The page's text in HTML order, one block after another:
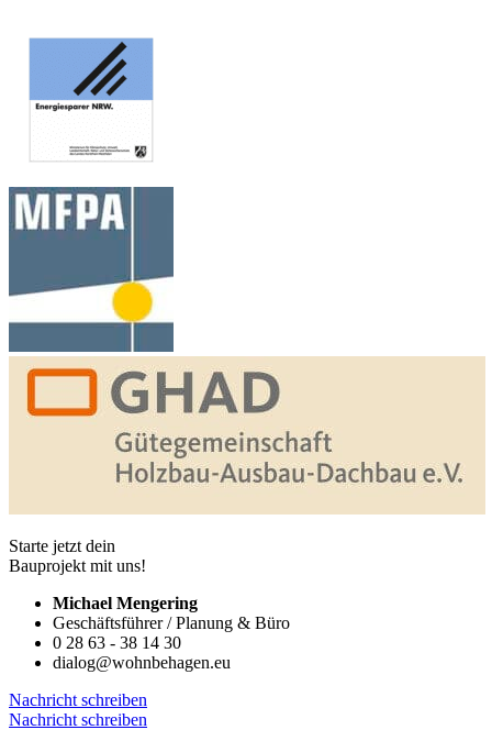
Starte jetzt dein
Bauprojekt mit uns!
Michael Mengering
Geschäftsführer / Planung & Büro
0 28 63 - 38 14 30
dialog@wohnbehagen.eu
Nachricht schreiben
Nachricht schreiben